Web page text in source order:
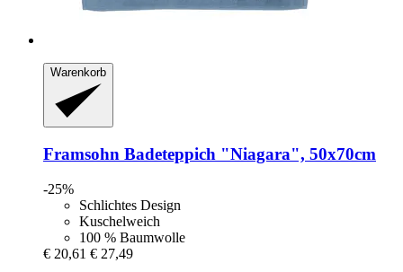
Warenkorb
Framsohn Badeteppich "Niagara", 50x70cm
-25%
Schlichtes Design
Kuschelweich
100 % Baumwolle
€ 20,61 € 27,49